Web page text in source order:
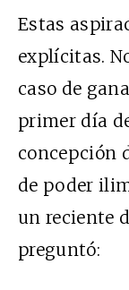
Estas
explícitas.
caso de
primer día
concepción
de poder
un reciente
preguntó: